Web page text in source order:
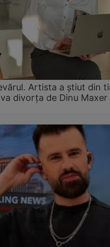
Artista a știut din
divorța de Dinu Maxer